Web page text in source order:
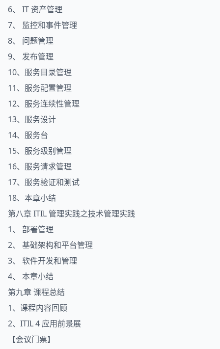
6、 IT 资产管理
7、 监控和事件管理
8、 问题管理
9、 发布管理
10、服务目录管理
11、服务配置管理
12、服务连续性管理
13、服务设计
14、服务台
15、服务级别管理
16、服务请求管理
17、服务验证和测试
18、本章小结
第八章 ITIL 管理实践之技术管理实践
1、 部署管理
2、 基础架构和平台管理
3、 软件开发和管理
4、 本章小结
第九章 课程总结
1、课程内容回顾
2、ITIL 4 应用前景展
【会议门票】